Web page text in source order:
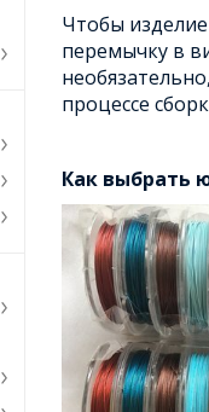
Чтобы
перемычку в
процессе
Как выбрать